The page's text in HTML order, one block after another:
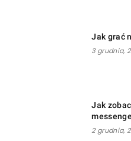
Jak grać
3 grudnia,
Jak
2 grudnia,